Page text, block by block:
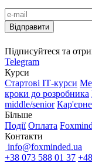
Підписуйтеся та
Telegram
Курси
Стартові IТ-курси
кроки до розробника
middle/senior
Більше
Події Оплата
Контакти
info@foxminded.ua
+38 073 588 01 37